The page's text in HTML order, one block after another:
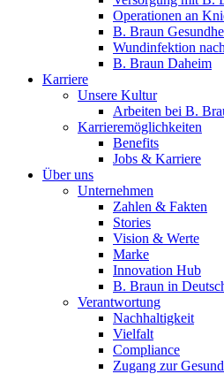
Operationen an
B. Braun
Wundinfektion
B. Braun Daheim
Karriere
Unsere Kultur
Arbeiten bei B.
Karrieremöglichkeiten
Benefits
Jobs & Karriere
Über uns
Unternehmen
Zahlen & Fakten
Stories
Vision & Werte
Marke
Innovation Hub
B. Braun in
Verantwortung
Nachhaltigkeit
Vielfalt
Compliance
Zugang zur